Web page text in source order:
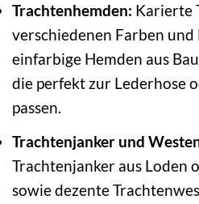
Trachtenhemden: Karierte
verschiedenen Farben
einfarbige Hemden aus
die perfekt zur Lederhose
passen.
Trachtenjanker und
Trachtenjanker aus Loden
sowie dezente